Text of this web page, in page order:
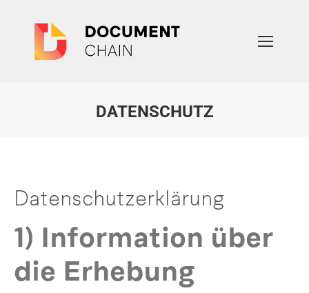
DATENSCHUTZ
Datenschutzerklärung
1) Information über
die Erhebung